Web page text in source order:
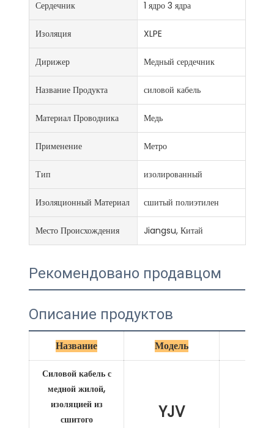
Сердечник 1 ядро ​​3 ядра
Изоляция XLPE
Дирижер Медный сердечник
Название Продукта силовой кабель
Материал Проводника Медь
Применение Метро
Тип изолированный
Изоляционный Материал сшитый полиэтилен
Место Происхождения Jiangsu, Китай
Рекомендовано продавцом
Описание продуктов
Название Модель
Силовой кабель с
медной жилой,
изоляцией из
сшитого
YJV